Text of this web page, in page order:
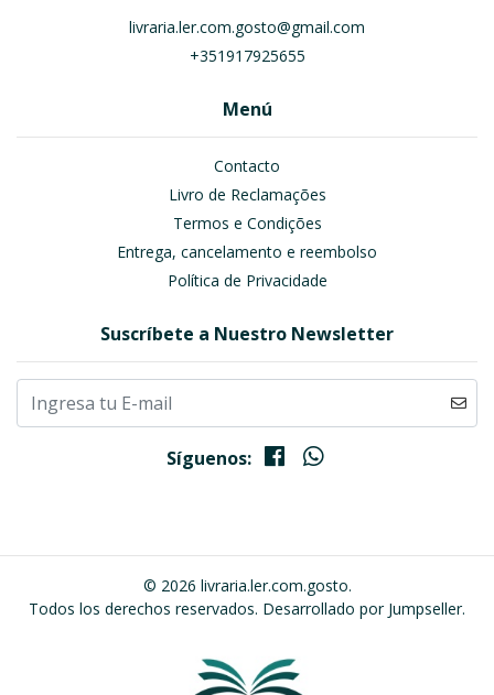
livraria.ler.com.gosto@gmail.com
+351917925655
Menú
Contacto
Livro de Reclamações
Termos e Condições
Entrega, cancelamento e reembolso
Política de Privacidade
Suscríbete a Nuestro Newsletter
Síguenos:
© 2026 livraria.ler.com.gosto.
Todos los derechos reservados. Desarrollado por Jumpseller.